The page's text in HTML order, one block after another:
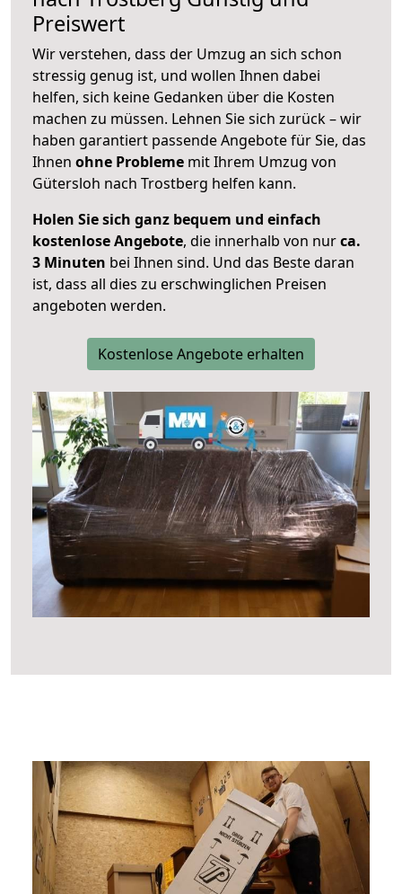
Preiswert
Wir verstehen, dass der Umzug an sich schon
stressig genug ist, und wollen Ihnen dabei
helfen, sich keine Gedanken über die Kosten
machen zu müssen. Lehnen Sie sich zurück – wir
haben garantiert passende Angebote für Sie, das
Ihnen ohne Probleme mit Ihrem Umzug von
Gütersloh nach Trostberg helfen kann.
Holen Sie sich ganz bequem und einfach
kostenlose Angebote, die innerhalb von nurca.
3 Minuten bei Ihnen sind. Und das Beste daran
ist, dass all dies zu erschwinglichen Preisen
angeboten werden.
Kostenlose Angebote erhalten